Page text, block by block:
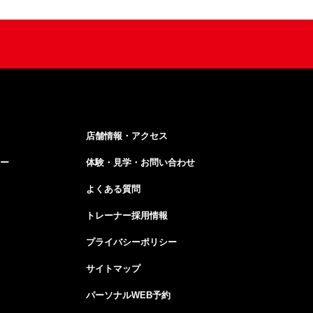
店舗情報・アクセス
体験・見学・お問い合わせ
よくある質問
トレーナー採用情報
プライバシーポリシー
サイトマップ
パーソナルWEB予約